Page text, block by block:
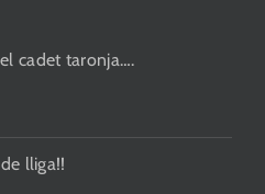
cadet taronja….
lliga!!